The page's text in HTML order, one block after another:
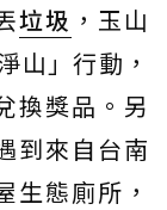
垃圾 ，玉山
山」行動，
換獎品。另
到來自台南
生態廁所，